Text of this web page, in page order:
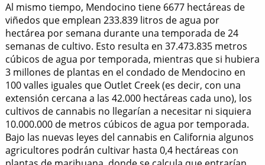
Al mismo tiempo, Mendocino tiene 6677 hectáreas de
viñedos que emplean 233.839 litros de agua por
hectárea por semana durante una temporada de 24
semanas de cultivo. Esto resulta en 37.473.835 metros
cúbicos de agua por temporada, mientras que si hubiera
3 millones de plantas en el condado de Mendocino en
100 valles iguales que Outlet Creek (es decir, con una
extensión cercana a las 42.000 hectáreas cada uno), los
cultivos de cannabis no llegarían a necesitar ni siquiera
10.000.000 de metros cúbicos de agua por temporada.
Bajo las nuevas leyes del cannabis en California algunos
agricultores podrán cultivar hasta 0,4 hectáreas con